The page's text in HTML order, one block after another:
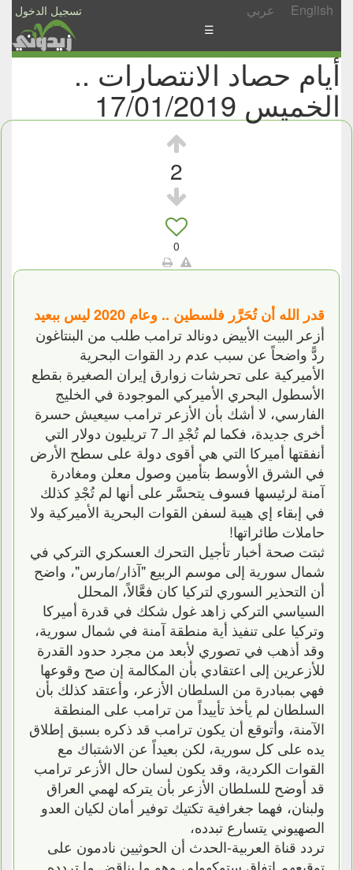
تسجيل الدخول عربي English
الأخبار
والمشاركات
☰
أيام حصاد الانتصارات ..
الخميس 17/01/2019
2
0
قدر الله أن تُحَرَّر فلسطين .. وعام 2020 ليس ببعيد
أزعر البيت الأبيض دونالد ترامب طلب من البنتاغون
ردًّ واضحاً عن سبب عدم رد القوات البحرية
الأميركية على تحرشات زوارق إيران الصغيرة بقطع
الأسطول البحري الأميركي الموجودة في الخليج
الفارسي، لا أشك بأن الأزعر ترامب سيعيش حسرة
أخرى جديدة، فكما لم تُجْدِ الـ 7 تريليون دولار التي
أنفقتها أميركا التي هي أقوى دولة على سطح الأرض
في الشرق الأوسط بتأمين وصول معلن ومغادرة
آمنة لرئيسها فسوف يتحسَّر على أنها لم تُجْدِ كذلك
في إبقاء إي هيبة لسفن القوات البحرية الأميركية ولا
حاملات طائراتها!
ثبتت صحة أخبار تأجيل التحرك العسكري التركي في
شمال سورية إلى موسم الربيع "آذار/مارس"، واضح
أن التحذير السوري لتركيا كان فعَّالاً، المحلل
السياسي التركي زاهد غول شكك في قدرة أميركا
وتركيا على تنفيذ أية منطقة آمنة في شمال سورية،
وقد أذهب في تصوري لأبعد من مجرد حدود القدرة
للأزعرين إلى اعتقادي بأن المكالمة إن صح وقوعها
فهي بمبادرة من السلطان الأزعر، وأعتقد كذلك بأن
السلطان لم يأخذ تأييداً من ترامب على المنطقة
الآمنة، وأتوقع أن يكون ترامب قد ذكره بسبق إطلاق
يده على كل سورية، لكن بعيداً عن الاشتباك مع
القوات الكردية، وقد يكون لسان حال الأزعر ترامب
قد أوضح للسلطان الأزعر بأن يتركه لهمي العراق
ولبنان، فهما جغرافية تكتيك توفير أمان لكيان العدو
الصهيوني يتسارع تبدده،
تردد قناة العربية-الحدث أن الحوثيين نادمون على
توقيعهم اتفاق ستوكهولم، وهو ما يناقض ما تردده